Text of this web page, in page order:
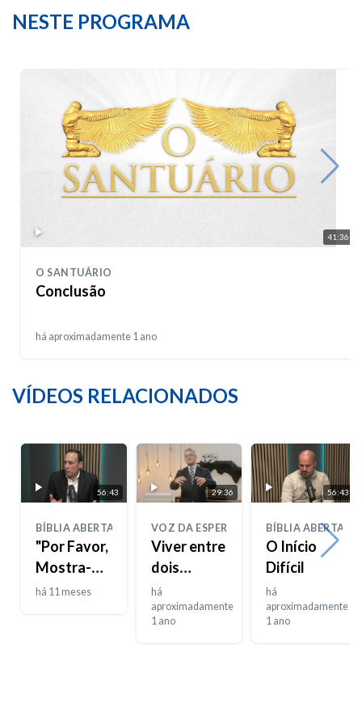
NESTE PROGRAMA
41:36
O SANTUÁRIO
Conclusão
há aproximadamente 1 ano
VÍDEOS RELACIONADOS
56:43
BÍBLIA ABERTA
"Por Favor,
Mostra-me
a Tua
há 11 meses
29:36
VOZ DA ESPERANÇA
Viver entre
dois
mundos
há
aproximadamente
1 ano
56:43
BÍBLIA ABERTA
O Início
Difícil
há
aproximadamente
1 ano